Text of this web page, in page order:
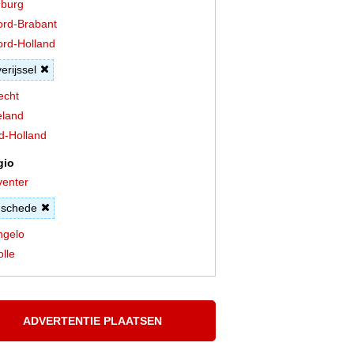
Brabant
Holland
Holland
ADVERTENTIE PLAATSEN